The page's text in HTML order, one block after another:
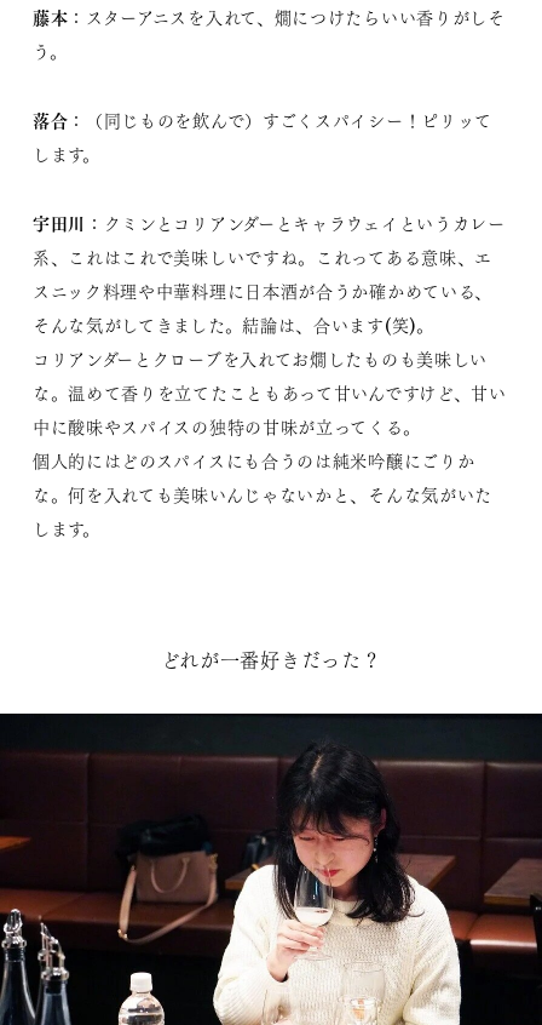
藤本 ：スターアニスを入れて、燗につけたらいい香りがしそ
う。
落合 ：（同じものを飲んで）すごくスパイシー！ピリッて
します。
宇田川 ：クミンとコリアンダーとキャラウェイというカレー
系、これはこれで美味しいですね。これってある意味、エ
スニック料理や中華料理に日本酒が合うか確かめている、
そんな気がしてきました。結論は、合います(笑)。
コリアンダーとクローブを入れてお燗したものも美味しい
な。温めて香りを立てたこともあって甘いんですけど、甘い
中に酸味やスパイスの独特の甘味が立ってくる。
個人的にはどのスパイスにも合うのは純米吟醸にごりか
な。何を入れても美味いんじゃないかと、そんな気がいた
します。
どれが一番好きだった？